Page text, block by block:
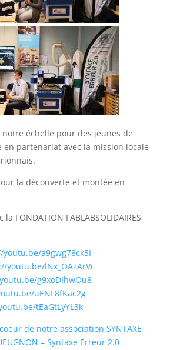
notre échelle pour des jeunes de
partenariat avec la mission locale
la découverte et montée en
FONDATION FABLABSOLIDAIRES
a9gwg78ck5I
youtu.be/lNx_OAzArVc
g9xoDIhwOu8
uENF8fKac2g
tEaGtLyYL3k
de notre association SYNTAXE
– Syntaxe Erreur 2.0